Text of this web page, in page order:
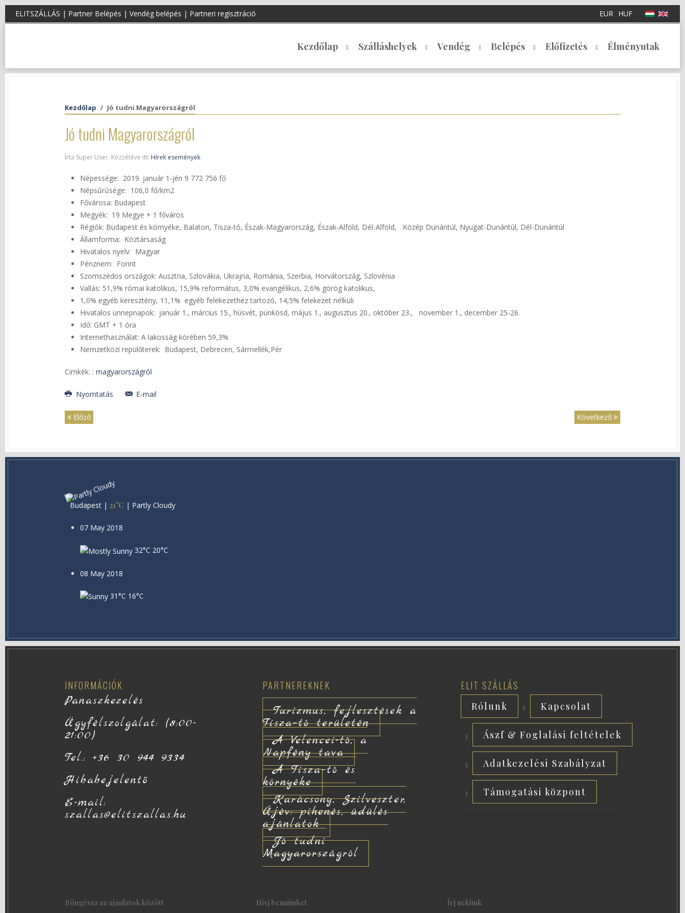
ELITSZÁLLÁS | Partner Belépés | Vendég belépés | Partneri regisztráció EUR HUF
Kezdőlap Szálláshelyek Vendég Belépés Előfizetés Élményutak
Kezdőlap Jó tudni Magyarországról
Jó tudni Magyarországról
Írta Super User. Közzétéve itt: Hírek események
Népessége: 2019. január 1-jén 9 772 756 fő
Népsűrűsége: 106,0 fő/km2
Fővárosa: Budapest
Megyék: 19 Megye + 1 főváros
Régiók: Budapest és környéke, Balaton, Tisza-tó, Észak-Magyarország, Észak-Alföld, Dél-Alföld, Közép Dunántúl, Nyugat-Dunántúl, Dél-Dunántúl
Államforma: Köztársaság
Hivatalos nyelv: Magyar
Pénznem: Forint
Szomszédos országok: Ausztria, Szlovákia, Ukrajna, Románia, Szerbia, Horvátország, Szlovénia
Vallás: 51,9% római katolikus, 15,9% református, 3,0% evangélikus, 2,6% görög katolikus,
1,0% egyéb keresztény, 11,1% egyéb felekezethez tartozó, 14,5% felekezet nélküli
Hivatalos ünnepnapok: január 1., március 15., húsvét, pünkösd, május 1., augusztus 20., október 23., november 1., december 25-26.
Idő: GMT + 1 óra
Internethasználat: A lakosság körében 59,3%
Nemzetközi repülőterek: Budapest, Debrecen, Sármellék,Pér
Cimkék: : magyarországról
Nyomtatás E-mail
Előző Következő
Budapest | 21°C | Partly Cloudy
07 May 2018
32°C 20°C
08 May 2018
31°C 16°C
INFORMÁCIÓK
Panaszkezelés
Ügyfélszolgálat: (8:00-
21:00)
Tel.: +36 30 944 9334
Hibabejelentő
E-mail:
szallas@elitszallas.hu
PARTNEREKNEK
Turizmus, fejlesztések a
Tisza–tó területén
A Velencei-tó, a
Napfény tava
A Tisza–tó és
környéke
Karácsony, Szilveszter,
Újév: pihenés, üdülés
ajánlatok
Jó tudni
Magyarországról
ELIT SZÁLLÁS
Rólunk Kapcsolat
Ászf & Foglalási feltételek
Adatkezelési Szabályzat
Támogatási központ
Böngéssz az ajánlatok között Hívj bennünket Írj nekünk